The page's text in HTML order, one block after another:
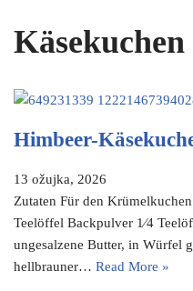
Käsekuchen
Himbeer-
13 ožujka, 2026
Zutaten Für den
Teelöffel Backpulver 1⁄4
ungesalzene Butter, in Würfel
hellbrauner… Read More »